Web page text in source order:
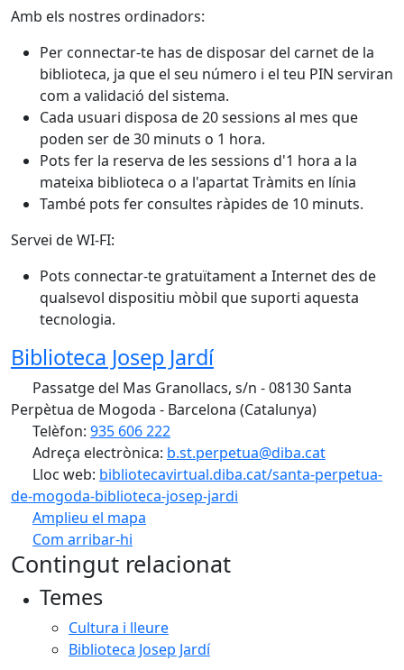
Amb els nostres ordinadors:
Per connectar-te has de disposar del carnet de la
biblioteca, ja que el seu número i el teu PIN serviran
com a validació del sistema.
Cada usuari disposa de 20 sessions al mes que
poden ser de 30 minuts o 1 hora.
Pots fer la reserva de les sessions d'1 hora a la
mateixa biblioteca o a l'apartat Tràmits en línia
També pots fer consultes ràpides de 10 minuts.
Servei de WI-FI:
Pots connectar-te gratuïtament a Internet des de
qualsevol dispositiu mòbil que suporti aquesta
tecnologia.
Biblioteca Josep Jardí
Passatge del Mas Granollacs, s/n - 08130 Santa
Perpètua de Mogoda - Barcelona (Catalunya)
Telèfon: 935 606 222
Adreça electrònica: b.st.perpetua@diba.cat
Lloc web: bibliotecavirtual.diba.cat/santa-perpetua-
de-mogoda-biblioteca-josep-jardi
Amplieu el mapa
Com arribar-hi
+
Contingut relacionat
Temes
Cultura i lleure
Biblioteca Josep Jardí